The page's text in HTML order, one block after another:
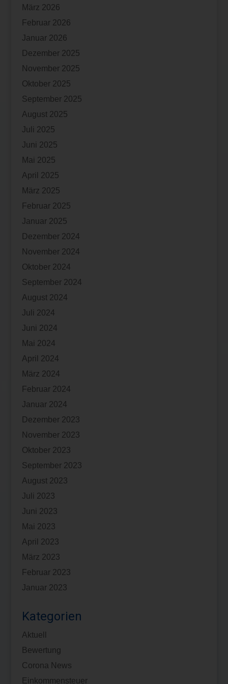
März 2026
Februar 2026
Januar 2026
Dezember 2025
November 2025
Oktober 2025
September 2025
August 2025
Juli 2025
Juni 2025
Mai 2025
April 2025
März 2025
Februar 2025
Januar 2025
Dezember 2024
November 2024
Oktober 2024
September 2024
August 2024
Juli 2024
Juni 2024
Mai 2024
April 2024
März 2024
Februar 2024
Januar 2024
Dezember 2023
November 2023
Oktober 2023
September 2023
August 2023
Juli 2023
Juni 2023
Mai 2023
April 2023
März 2023
Februar 2023
Januar 2023
Kategorien
Aktuell
Bewertung
Corona News
Einkommensteuer